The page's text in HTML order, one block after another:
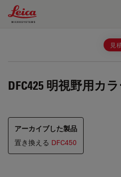
Leica Microsystems Logo
見
DFC425 明視野用カ
アーカイブした製品
置き換える DFC450